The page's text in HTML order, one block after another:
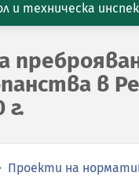
и техническа
в
г.
Проекти на